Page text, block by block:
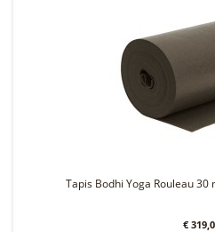
Tapis Bodhi Yoga Rouleau
€